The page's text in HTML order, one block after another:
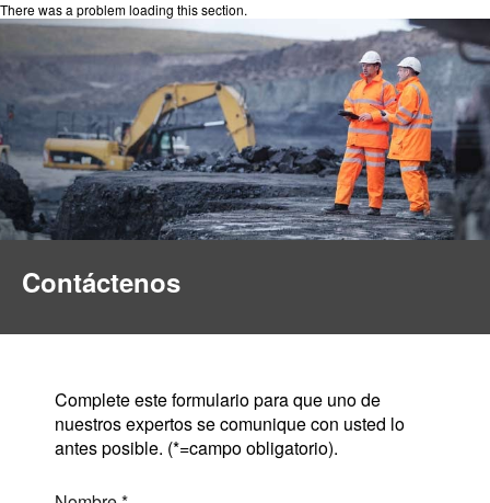
There was a problem loading this section.
Contáctenos
Complete este formulario para que uno de
nuestros expertos se comunique con usted lo
antes posible. (*=campo obligatorio).